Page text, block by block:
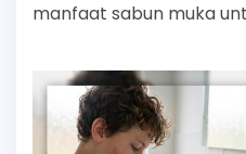
manfaat sabun muka